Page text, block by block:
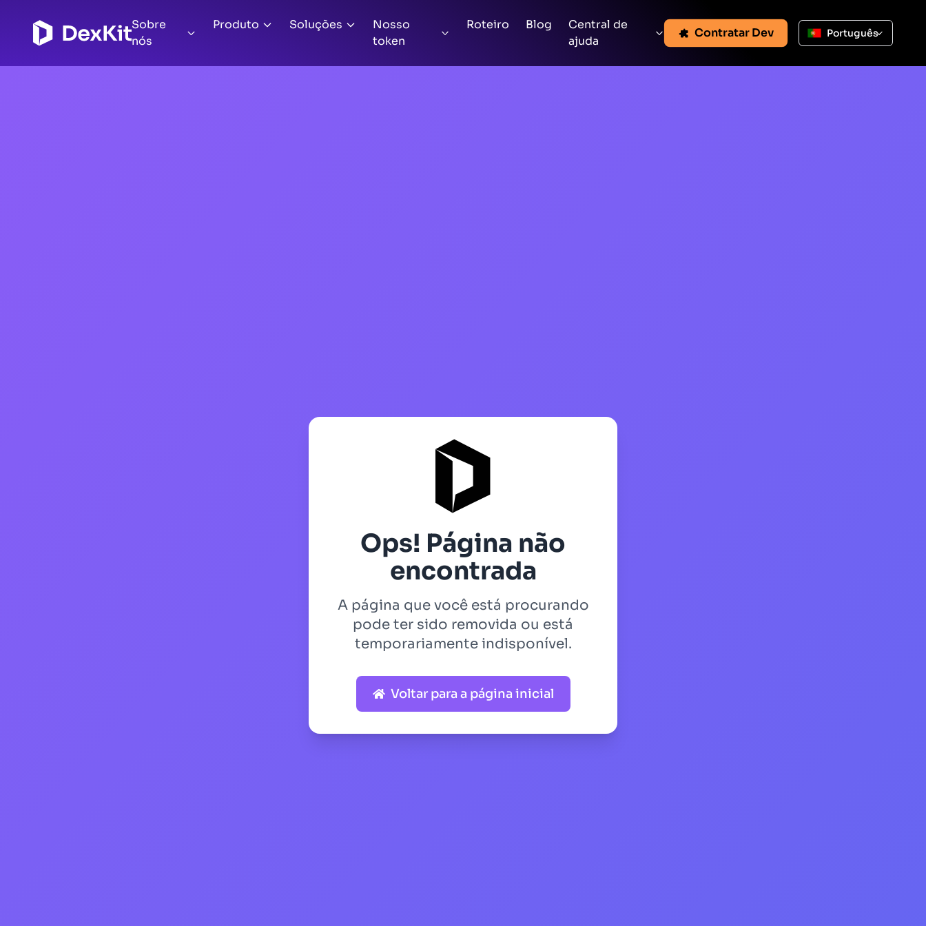
Sobre
nós
Produto Soluções
Nosso
token
Roteiro Blog
Central de
ajuda
Contratar Dev Português
Ops! Página não
encontrada
A página que você está procurando
pode ter sido removida ou está
temporariamente indisponível.
Voltar para a página inicial